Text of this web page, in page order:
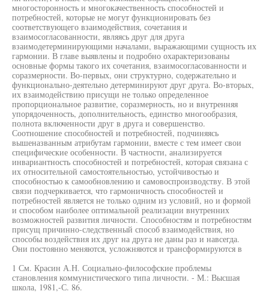
многосторонность и многокачественность способностей и
потребностей, которые не могут функционировать без
соответствующего взаимодействия, сочетания и
взаимосогласованности, являясь друг для друга
взаимодетерминирующими началами, выражающими сущность их
гармонии. В главе выявлены и подробно охарактеризованы
основные формы такого их сочетания, взаимосогласованности и
соразмерности. Во-первых, они структурно, содержательно и
функционально-деятельно детерминируют друг друга. Во-вторых,
их взаимодействию присущи не только определенное
пропорциональное развитие, соразмерность, но и внутренняя
упорядоченность, дополнительность, единство многообразия,
полнота включенности друг в друга и совершенство.
Соотношение способностей и потребностей, подчиняясь
вышеназванным атрибутам гармонии, вместе с тем имеет свои
специфические особенности. В частности, анализируется
инвариантность способностей и потребностей, которая связана с
их относительной самостоятельностью, устойчивостью и
способностью к самообновлению и самовоспроизводству. В этой
связи подчеркивается, что гармоничность способностей и
потребностей является не только одним из условий, но и формой
и способом наиболее оптимальной реализации внутренних
возможностей развития личности. Способностям и потребностям
присущ причинно-следственный способ взаимодействия, но
способы воздействия их друг на друга не даны раз и навсегда.
Они постоянно меняются, усложняются и трансформируются в
1 См. Красин А.Н. Социально-философские проблемы
становления коммунистического типа личности. - М.: Высшая
школа, 1981,-С. 86.